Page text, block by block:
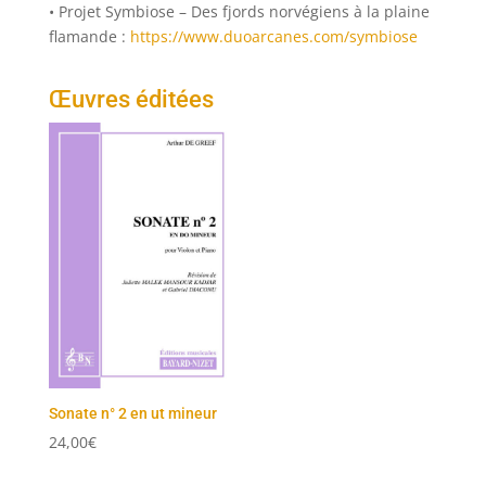
• Projet Symbiose – Des fjords norvégiens à la plaine
flamande : https://www.duoarcanes.com/symbiose
Œuvres éditées
Sonate n° 2 en ut mineur
24,00€